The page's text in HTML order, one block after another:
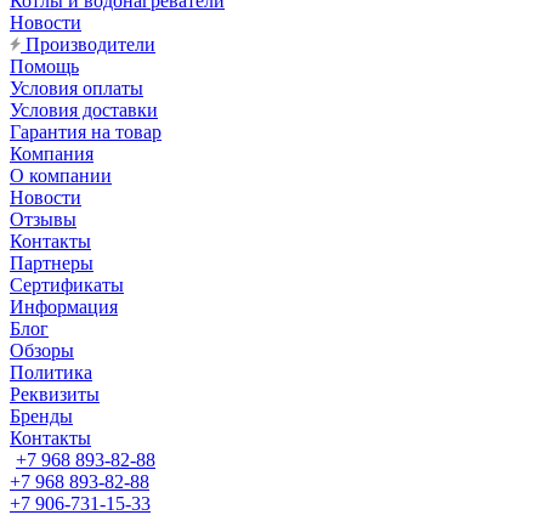
Новости
Производители
Помощь
Условия оплаты
Условия доставки
Гарантия на товар
Компания
О компании
Новости
Отзывы
Контакты
Партнеры
Сертификаты
Информация
Блог
Обзоры
Политика
Реквизиты
Бренды
Контакты
+7 968 893-82-88
+7 968 893-82-88
+7 906-731-15-33